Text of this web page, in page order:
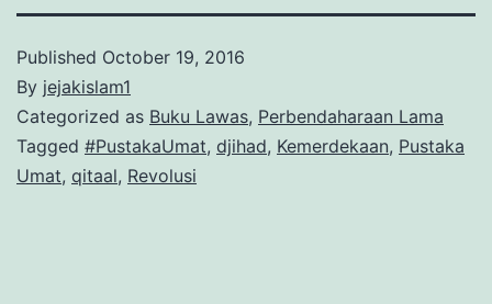
Published October 19, 2016
By jejakislam1
Categorized as Buku Lawas, Perbendaharaan Lama
Tagged #PustakaUmat, djihad, Kemerdekaan, Pustaka
Umat, qitaal, Revolusi